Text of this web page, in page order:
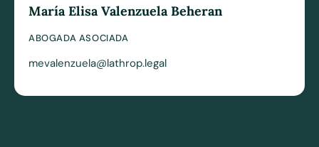
María Elisa Valenzuela Beheran
ABOGADA ASOCIADA
mevalenzuela@lathrop.legal